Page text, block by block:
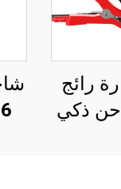
رائج
شاحن ذكي